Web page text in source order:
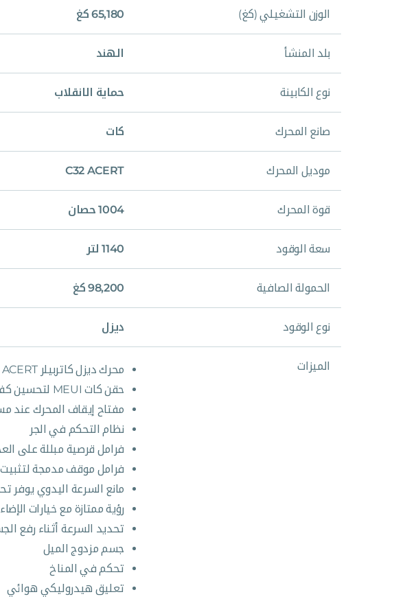
الوزن التشغيلي (كغ) 65,180 كغ
بلد المنشأ الهند
نوع الكابينة حماية الانقلاب
صانع المحرك كات
موديل المحرك C32 ACERT
قوة المحرك 1004 حصان
سعة الوقود 1140 لتر
الحمولة الصافية 98,200 كغ
نوع الوقود ديزل
الميزات
محرك ديزل كاتربيلر C32 ACERT بقوة 1004 حصان
حقن كات MEUI لتحسين كفاءة الوقود واستجابة الحمولة
مفتاح إيقاف المحرك عند
نظام التحكم في الجر
فرامل قرصية مبللة على
فرامل موقف مدمجة لتثبيت
مانع السرعة اليدوي يوفر
رؤية ممتازة مع خيارات
تحديد السرعة أثناء رفع
جسم مزدوج الميل
تحكم في المناخ
تعليق هيدروليكي هوائي